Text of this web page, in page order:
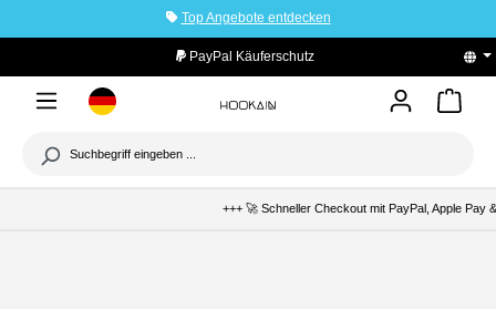
Top Angebote entdecken
PayPal Käuferschutz
+++ 🚀 Schneller Checkout mit PayPal, Apple Pay